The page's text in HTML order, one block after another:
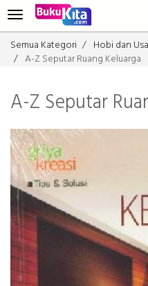
Semua Kategori Hobi dan
A-Z Seputar Ruang Keluarga
A-Z Seputar